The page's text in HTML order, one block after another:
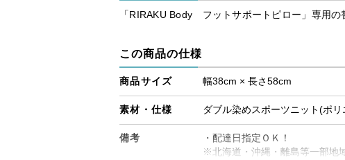
「RIRAKU Body フットサポートピロー」専用の
この商品の仕様
商品サイズ 幅38cm × 長さ58cm
素材・仕様 ダブル染めスポーツニット(ポ
備考
・配達日指定ＯＫ！
※北海道・沖縄・離島等一部地